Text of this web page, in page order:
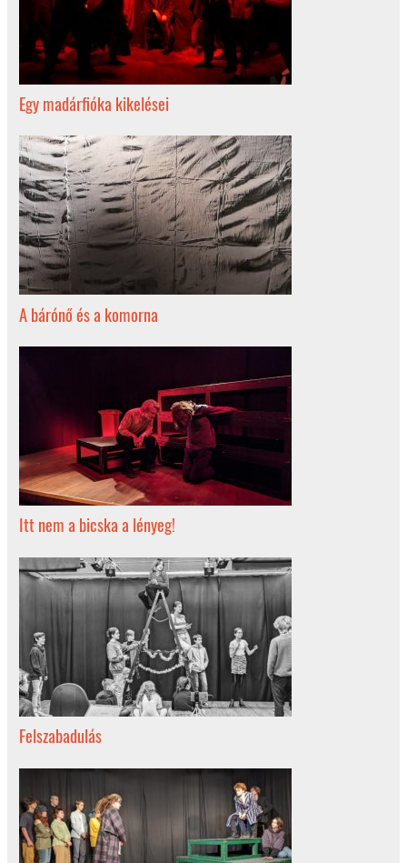
Egy madárfióka kikelései
A bárónő és a komorna
Itt nem a bicska a lényeg!
Felszabadulás